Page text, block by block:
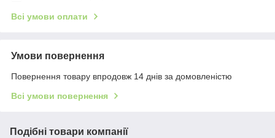
Всі умови оплати
Умови повернення
Повернення товару впродовж 14 днів за домовленістю
Всі умови повернення
Подібні товари компанії